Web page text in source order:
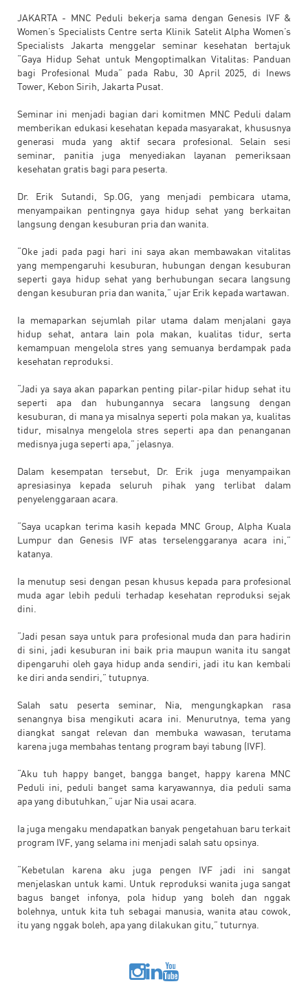
JAKARTA - MNC Peduli bekerja sama dengan Genesis IVF &
Women’s Specialists Centre serta Klinik Satelit Alpha Women’s
Specialists Jakarta menggelar seminar kesehatan bertajuk
“Gaya Hidup Sehat untuk Mengoptimalkan Vitalitas: Panduan
bagi Profesional Muda” pada Rabu, 30 April 2025, di Inews
Tower, Kebon Sirih, Jakarta Pusat.
Seminar ini menjadi bagian dari komitmen MNC Peduli dalam
memberikan edukasi kesehatan kepada masyarakat, khususnya
generasi muda yang aktif secara profesional. Selain sesi
seminar, panitia juga menyediakan layanan pemeriksaan
kesehatan gratis bagi para peserta.
Dr. Erik Sutandi, Sp.OG, yang menjadi pembicara utama,
menyampaikan pentingnya gaya hidup sehat yang berkaitan
langsung dengan kesuburan pria dan wanita.
“Oke jadi pada pagi hari ini saya akan membawakan vitalitas
yang mempengaruhi kesuburan, hubungan dengan kesuburan
seperti gaya hidup sehat yang berhubungan secara langsung
dengan kesuburan pria dan wanita,” ujar Erik kepada wartawan.
Ia memaparkan sejumlah pilar utama dalam menjalani gaya
hidup sehat, antara lain pola makan, kualitas tidur, serta
kemampuan mengelola stres yang semuanya berdampak pada
kesehatan reproduksi.
“Jadi ya saya akan paparkan penting pilar-pilar hidup sehat itu
seperti apa dan hubungannya secara langsung dengan
kesuburan, di mana ya misalnya seperti pola makan ya, kualitas
tidur, misalnya mengelola stres seperti apa dan penanganan
medisnya juga seperti apa,” jelasnya.
Dalam kesempatan tersebut, Dr. Erik juga menyampaikan
apresiasinya kepada seluruh pihak yang terlibat dalam
penyelenggaraan acara.
“Saya ucapkan terima kasih kepada MNC Group, Alpha Kuala
Lumpur dan Genesis IVF atas terselenggaranya acara ini,”
katanya.
Ia menutup sesi dengan pesan khusus kepada para profesional
muda agar lebih peduli terhadap kesehatan reproduksi sejak
dini.
“Jadi pesan saya untuk para profesional muda dan para hadirin
di sini, jadi kesuburan ini baik pria maupun wanita itu sangat
dipengaruhi oleh gaya hidup anda sendiri, jadi itu kan kembali
ke diri anda sendiri,” tutupnya.
Salah satu peserta seminar, Nia, mengungkapkan rasa
senangnya bisa mengikuti acara ini. Menurutnya, tema yang
diangkat sangat relevan dan membuka wawasan, terutama
karena juga membahas tentang program bayi tabung (IVF).
“Aku tuh happy banget, bangga banget, happy karena MNC
Peduli ini, peduli banget sama karyawannya, dia peduli sama
apa yang dibutuhkan,” ujar Nia usai acara.
Ia juga mengaku mendapatkan banyak pengetahuan baru terkait
program IVF, yang selama ini menjadi salah satu opsinya.
“Kebetulan karena aku juga pengen IVF jadi ini sangat
menjelaskan untuk kami. Untuk reproduksi wanita juga sangat
bagus banget infonya, pola hidup yang boleh dan nggak
bolehnya, untuk kita tuh sebagai manusia, wanita atau cowok,
itu yang nggak boleh, apa yang dilakukan gitu,” tuturnya.